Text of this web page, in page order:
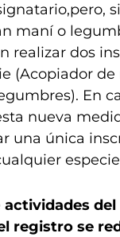
maní o
realizar dos
(Acopiador
En
nueva
una única
actividades
registro se